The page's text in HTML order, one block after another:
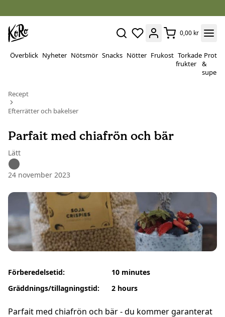
0,00 kr
Överblick Nyheter Nötsmör Snacks Nötter Frukost Torkade
frukter
&
Recept
Efterrätter och bakelser
Parfait med chiafrön och bär
Lätt
24 november 2023
Förberedelsetid:
Gräddnings/tillagningstid:
10 minutes
2 hours
Parfait med chiafrön och bär - du kommer garanterat